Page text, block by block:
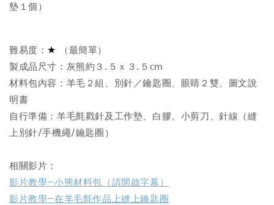
墊１個）
難易度： ★ （最簡單）
製成品尺寸：灰熊約３.５ｘ３.５cm
材料包內容：羊毛２組、別針／鑰匙圈、眼睛２雙、圖文說
明書
自行準備：羊毛氈戳針及工作墊、白膠、小剪刀、針線（縫
上別針/手機繩/鑰匙圈）
相關影片：
影片教學—小熊材料包（請開啟字幕）
影片教學—在羊毛氈作品上縫上鑰匙圈